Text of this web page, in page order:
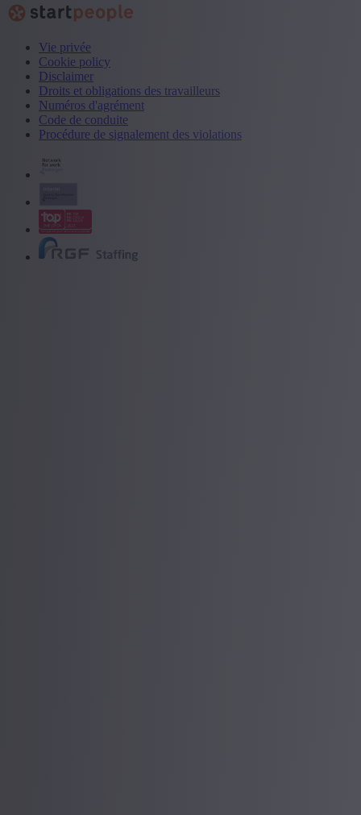
Vie privée
Cookie policy
Disclaimer
Droits et obligations des travailleurs
Numéros d'agrément
Code de conduite
Procédure de signalement des violations